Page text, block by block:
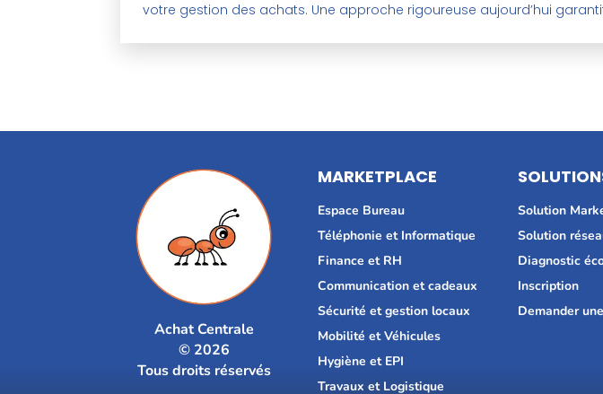
votre gestion des achats. Une approche rigoureuse aujourd’hui
Achat Centrale
© 2026
Tous droits réservés
MARKETPLACE
Espace Bureau
Téléphonie et Informatique
Finance et RH
Communication et cadeaux
Sécurité et gestion locaux
Mobilité et Véhicules
Hygiène et EPI
Travaux et Logistique
Solution
Solution
Diagnostic
Inscription
Demander